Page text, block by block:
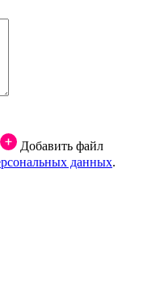
Добавить файл
данных.